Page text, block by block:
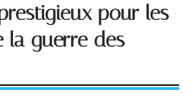
pour les
la guerre des